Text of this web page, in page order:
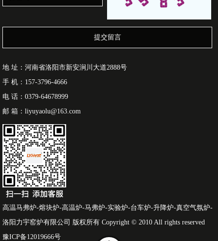
提交留言
地 址：河南省洛阳市新安涧川大道2888号
手 机：157-3796-4666
电 话：0379-64678999
邮 箱：liyuyaolu@163.com
高温马弗炉-熔块炉-高温炉-马弗炉-实验炉-台车炉-升降炉-真空气氛炉-
洛阳力宇窑炉有限公司 版权所有 Copyright © 2010 All rights reserved
豫ICP备12019666号